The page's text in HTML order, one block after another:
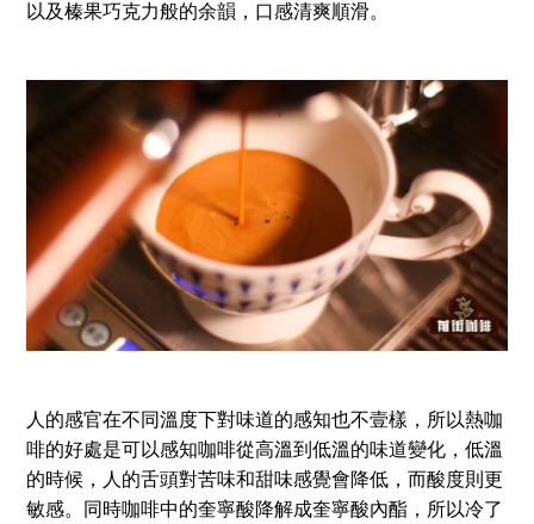
以及榛果巧克力般的余韻，口感清爽順滑。
人的感官在不同溫度下對味道的感知也不壹樣，所以熱咖
啡的好處是可以感知咖啡從高溫到低溫的味道變化，低溫
的時候，人的舌頭對苦味和甜味感覺會降低，而酸度則更
敏感。同時咖啡中的奎寧酸降解成奎寧酸內酯，所以冷了